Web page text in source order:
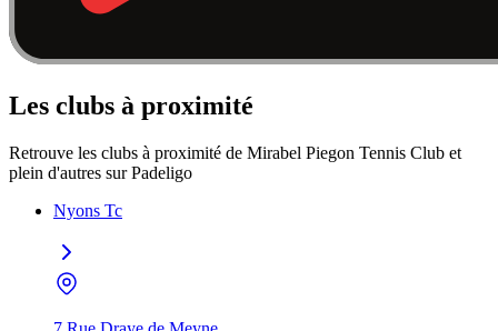
Les clubs à proximité
Retrouve les clubs à proximité de Mirabel Piegon Tennis Club et
plein d'autres sur Padeligo
Nyons Tc